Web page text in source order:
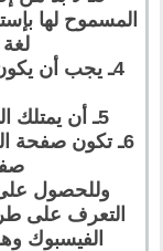
المسموح لها
4ـ يجب أن
5ـ أن يمتلك المستخدم عشرة ألاف متابع أو أكثر.
6ـ تكون صفحة
وللحصول
التعرف على
الفيسبوك